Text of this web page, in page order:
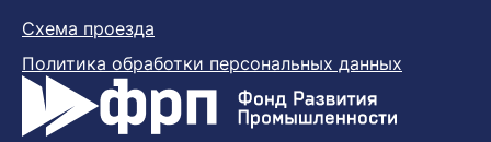
Схема проезда
Политика обработки персональных данных